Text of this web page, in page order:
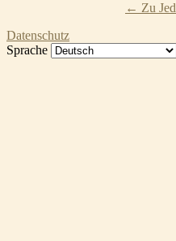
← Zu
Datenschutz
Sprache